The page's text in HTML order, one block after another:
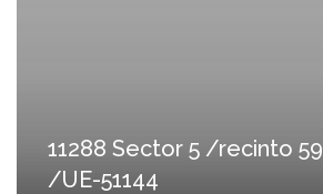
11288 Sector 5 /recinto 59
/UE-51144